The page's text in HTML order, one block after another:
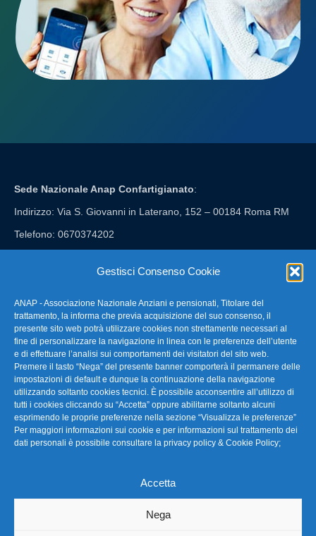
Gestisci Consenso Cookie
ANAP - Associazione Nazionale Anziani e pensionati, Titolare del
trattamento, la informa che previa acquisizione del suo consenso, il
presente sito web potrà utilizzare cookies non strettamente necessari al
fine di personalizzare la navigazione in linea con le preferenze dell’utente
e di effettuare l’analisi sui comportamenti dei visitatori del sito web.
Premere il tasto “Nega” del presente banner comporterà il permanere delle
impostazioni di default e dunque la continuazione della navigazione
utilizzando soltanto cookies tecnici. È possibile acconsentire all’utilizzo di
tutti i cookies cliccando su “Accetta” oppure abilitarne soltanto alcuni
esprimendo le proprie preferenze nella sezione “Visualizza le preferenze”
Per maggiori informazioni sui cookie e per informazioni sul trattamento dei
dati personali è possibile consultare la privacy policy & Cookie Policy;
Accetta
Nega
Sede Nazionale Anap Confartigianato:
Indirizzo: Via S. Giovanni in Laterano, 152 – 00184 Roma RM
Telefono: 0670374202
FAQ – Domande Frequenti
La nostra Newsletter
Link Utili
TG Confartigianato
Privacy & Cookie Policy
Seguici